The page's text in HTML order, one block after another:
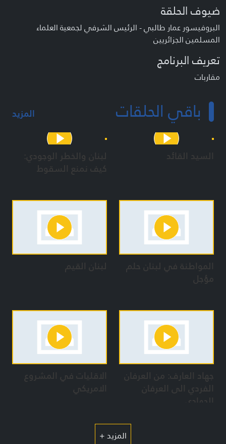
ضيوف الحلقة
البروفيسور عمار طالبي - الرئيس الشرفي لجمعية العلماء
المسلمين الجزائريين
تعريف البرنامج
مقاربات
باقي الحلقات المزيد
السيد القائد لبنان والخطر الوجودي:
كيف نمنع السقوط
المواطنة في لبنان حلم
مؤجل
لبنان القيم
جهاد العارف: من العرفان
الفردي الى العرفان
الجهادي
الاقليات في المشروع
الامريكي
المزيد +